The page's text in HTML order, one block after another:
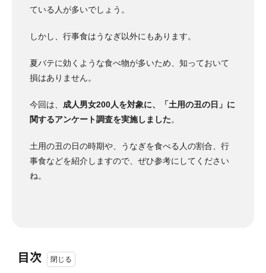
ている人が多いでしょう。
しかし、行事食はうなぎ以外にもあります。
夏バテに効くような食べ物が多いため、知っておいて
損はありません。
今回は、 成人男女200人を対象に、「土用の丑の日」に
関するアンケート調査を実施しました。
土用の丑の日の時期や、うなぎを食べる人の割合、行
事食などを紹介しますので、ぜひ参考にしてください
ね。
目次